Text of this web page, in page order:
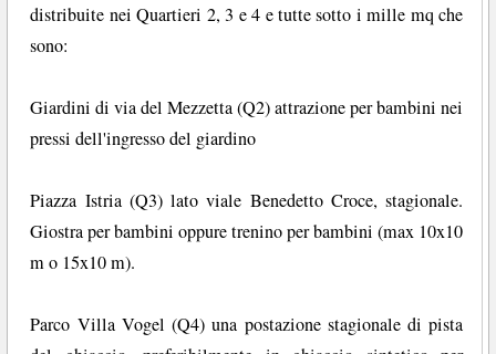
distribuite nei Quartieri 2, 3 e 4 e tutte sotto i mille mq che
sono:
Giardini di via del Mezzetta (Q2) attrazione per bambini nei
pressi dell'ingresso del giardino
Piazza Istria (Q3) lato viale Benedetto Croce, stagionale.
Giostra per bambini oppure trenino per bambini (max 10x10
m o 15x10 m).
Parco Villa Vogel (Q4) una postazione stagionale di pista